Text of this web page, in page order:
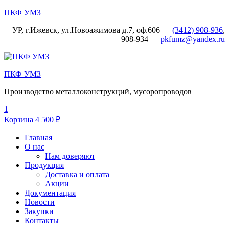
ПКФ УМЗ
УР, г.Ижевск, ул.Новоажимова д.7, оф.606
(3412) 908-936,
908-934
pkfumz@yandex.ru
Меню
ПКФ УМЗ
Производство металлоконструкций, мусоропроводов
1
Корзина 4 500 ₽
Главная
О нас
Нам доверяют
Продукция
Доставка и оплата
Акции
Документация
Новости
Закупки
Контакты